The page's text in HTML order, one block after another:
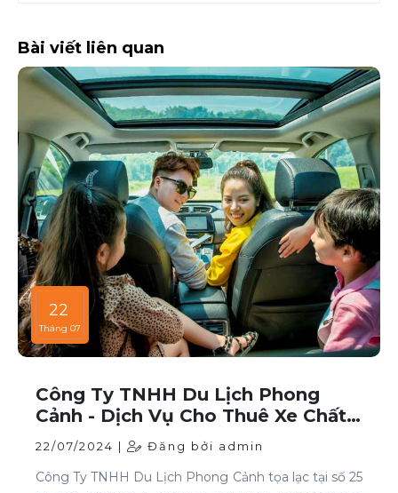
Bài viết liên quan
22
Tháng 07
Công Ty TNHH Du Lịch Phong
Cảnh - Dịch Vụ Cho Thuê Xe Chất
Lượng Cao Tại TP HCM
22/07/2024 | Đăng bởi admin
Công Ty TNHH Du Lịch Phong Cảnh tọa lạc tại số 25